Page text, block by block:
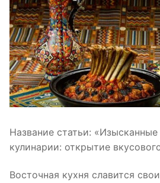
Название статьи:
кулинарии: открытие
Восточная кухня славится